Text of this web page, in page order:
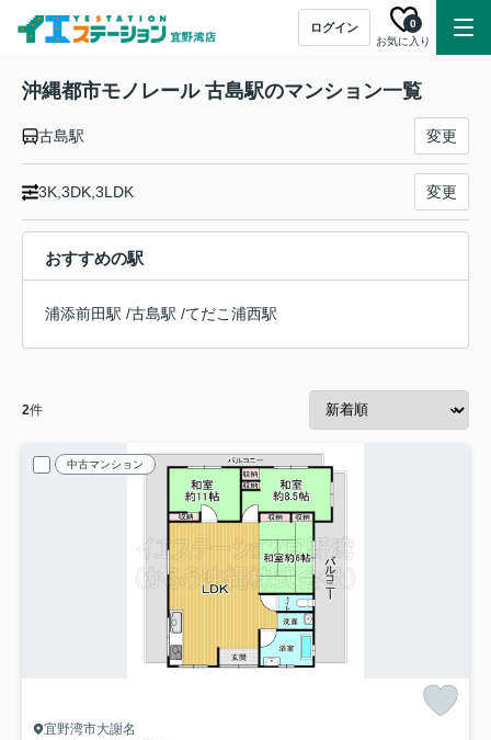
ログイン
お気に入り
0
沖縄都市モノレール 古島駅のマンション一覧
古島駅 変更
3K,3DK,3LDK 変更
おすすめの駅
浦添前田駅 /古島駅 /てだこ浦西駅
2件
中古マンション
宜野湾市大謝名